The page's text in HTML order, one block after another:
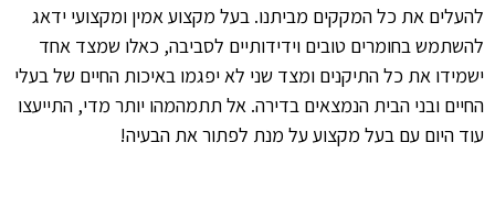
להעלים את כל המקקים מביתנו. בעל מקצוע אמין ומקצועי ידאג
להשתמש בחומרים טובים וידידותיים לסביבה, כאלו שמצד אחד
ישמידו את כל התיקנים ומצד שני לא יפגמו באיכות החיים של בעלי
החיים ובני הבית הנמצאים בדירה. אל תתמהמהו יותר מדי, התייעצו
עוד היום עם בעל מקצוע על מנת לפתור את הבעיה!